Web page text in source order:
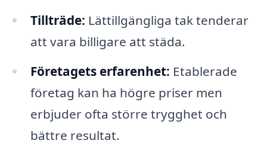
Tillträde: Lättillgängliga tak tenderar
att vara billigare att städa.
Företagets erfarenhet: Etablerade
företag kan ha högre priser men
erbjuder ofta större trygghet och
bättre resultat.